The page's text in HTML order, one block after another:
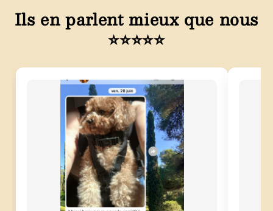
Ils en parlent mieux que nous
⭐⭐⭐⭐⭐